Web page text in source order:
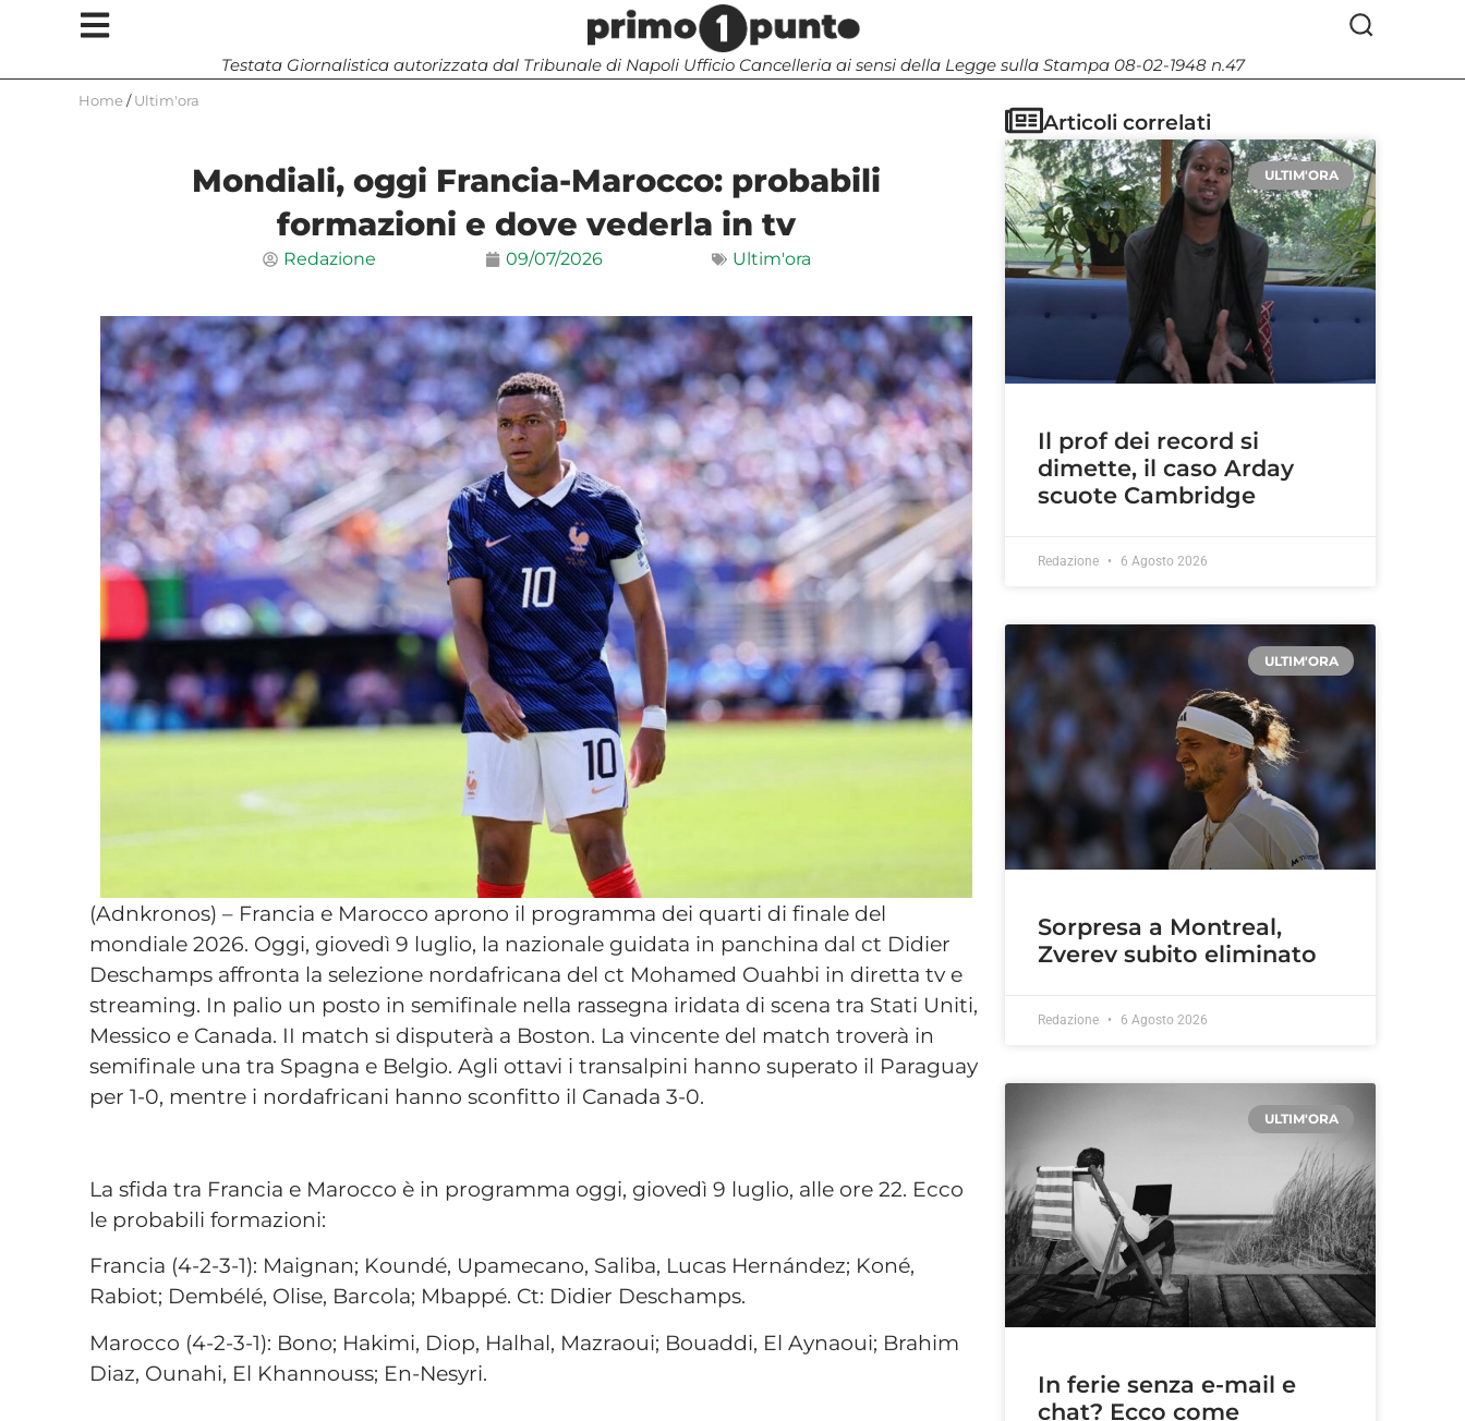
Testata Giornalistica autorizzata dal Tribunale di Napoli Ufficio Cancelleria ai sensi della Legge sulla Stampa 08-02-1948 n.47
Home / Ultim'ora
Mondiali, oggi Francia-Marocco: probabili
formazioni e dove vederla in tv
Redazione 09/07/2026 Ultim'ora
(Adnkronos) – Francia e Marocco aprono il programma dei quarti di finale del
mondiale 2026. Oggi, giovedì 9 luglio, la nazionale guidata in panchina dal ct Didier
Deschamps affronta la selezione nordafricana del ct Mohamed Ouahbi in diretta tv e
streaming. In palio un posto in semifinale nella rassegna iridata di scena tra Stati Uniti,
Messico e Canada. II match si disputerà a Boston. La vincente del match troverà in
semifinale una tra Spagna e Belgio. Agli ottavi i transalpini hanno superato il Paraguay
per 1-0, mentre i nordafricani hanno sconfitto il Canada 3-0.
La sfida tra Francia e Marocco è in programma oggi, giovedì 9 luglio, alle ore 22. Ecco
le probabili formazioni:
Francia (4-2-3-1): Maignan; Koundé, Upamecano, Saliba, Lucas Hernández; Koné,
Rabiot; Dembélé, Olise, Barcola; Mbappé. Ct: Didier Deschamps.
Marocco (4-2-3-1): Bono; Hakimi, Diop, Halhal, Mazraoui; Bouaddi, El Aynaoui; Brahim
Diaz, Ounahi, El Khannouss; En-Nesyri.
Articoli correlati
ULTIM'ORA
Il prof dei record si
dimette, il caso Arday
scuote Cambridge
Redazione 6 Agosto 2026
ULTIM'ORA
Sorpresa a Montreal,
Zverev subito eliminato
Redazione 6 Agosto 2026
ULTIM'ORA
In ferie senza e-mail e
chat? Ecco come